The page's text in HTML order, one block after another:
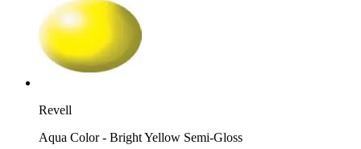
Revell
Aqua Color - Bright Yellow Semi-Gloss